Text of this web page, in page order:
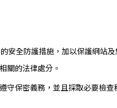
全防護措施，加以保護網站
關的法律處分。
保密義務，並且採取必要檢查